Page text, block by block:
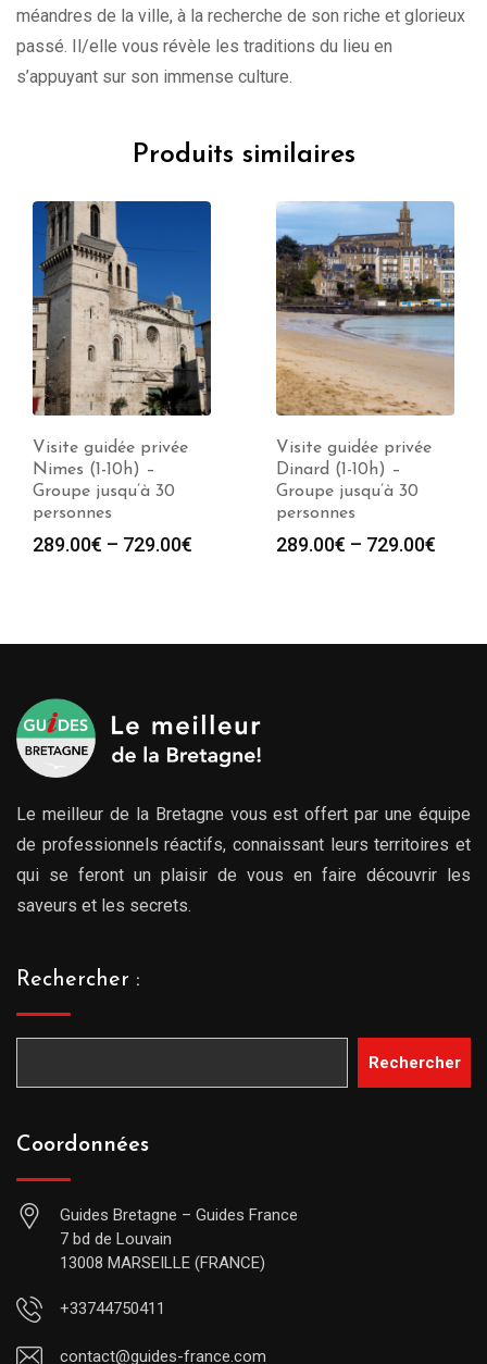
méandres de la ville, à la recherche de son riche et glorieux
passé. Il/elle vous révèle les traditions du lieu en
s’appuyant sur son immense culture.
Produits similaires
Visite guidée privée
Nimes (1-10h) –
Groupe jusqu’à 30
personnes
289.00€ – 729.00€
Visite guidée privée
Dinard (1-10h) –
Groupe jusqu’à 30
personnes
289.00€ – 729.00€
Le meilleur de la Bretagne vous est offert par une équipe
de professionnels réactifs, connaissant leurs territoires et
qui se feront un plaisir de vous en faire découvrir les
saveurs et les secrets.
Rechercher :
Rechercher
Coordonnées
Guides Bretagne – Guides France
7 bd de Louvain
13008 MARSEILLE (FRANCE)
+33744750411
contact@guides-france.com